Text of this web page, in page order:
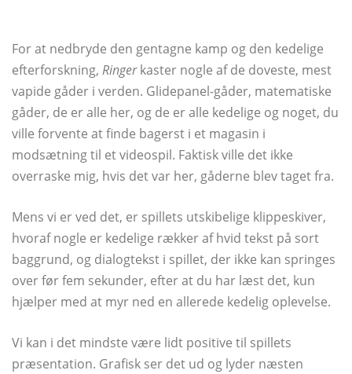
For at nedbryde den gentagne kamp og den kedelige
efterforskning, Ringerkaster nogle af de doveste, mest
vapide gåder i verden. Glidepanel-gåder, matematiske
gåder, de er alle her, og de er alle kedelige og noget, du
ville forvente at finde bagerst i et magasin i
modsætning til et videospil. Faktisk ville det ikke
overraske mig, hvis det var her, gåderne blev taget fra.
Mens vi er ved det, er spillets utskibelige klippeskiver,
hvoraf nogle er kedelige rækker af hvid tekst på sort
baggrund, og dialogtekst i spillet, der ikke kan springes
over før fem sekunder, efter at du har læst det, kun
hjælper med at myr ned en allerede kedelig oplevelse.
Vi kan i det mindste være lidt positive til spillets
præsentation. Grafisk ser det ud og lyder næsten